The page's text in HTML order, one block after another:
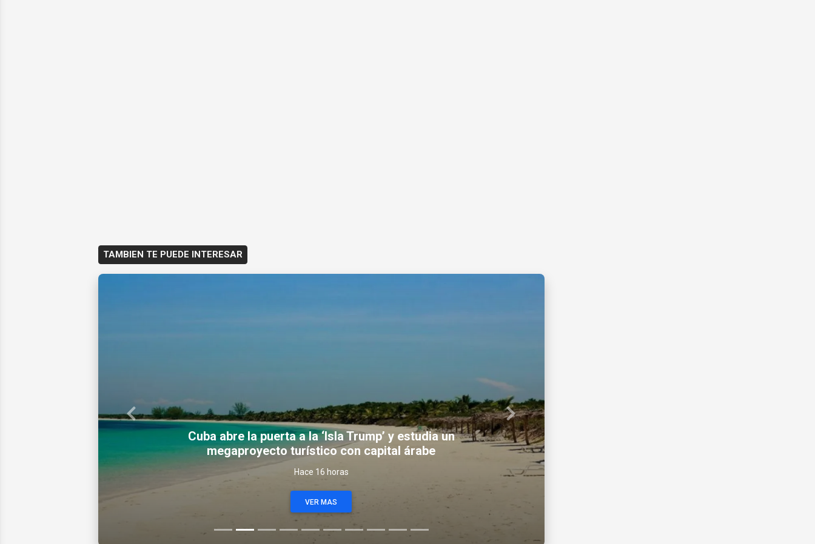
TAMBIEN TE PUEDE INTERESAR
Cuba abre la puerta a la ‘Isla Trump’ y estudia un
megaproyecto turístico con capital árabe
Hace 16 horas
VER MAS
Previous Next